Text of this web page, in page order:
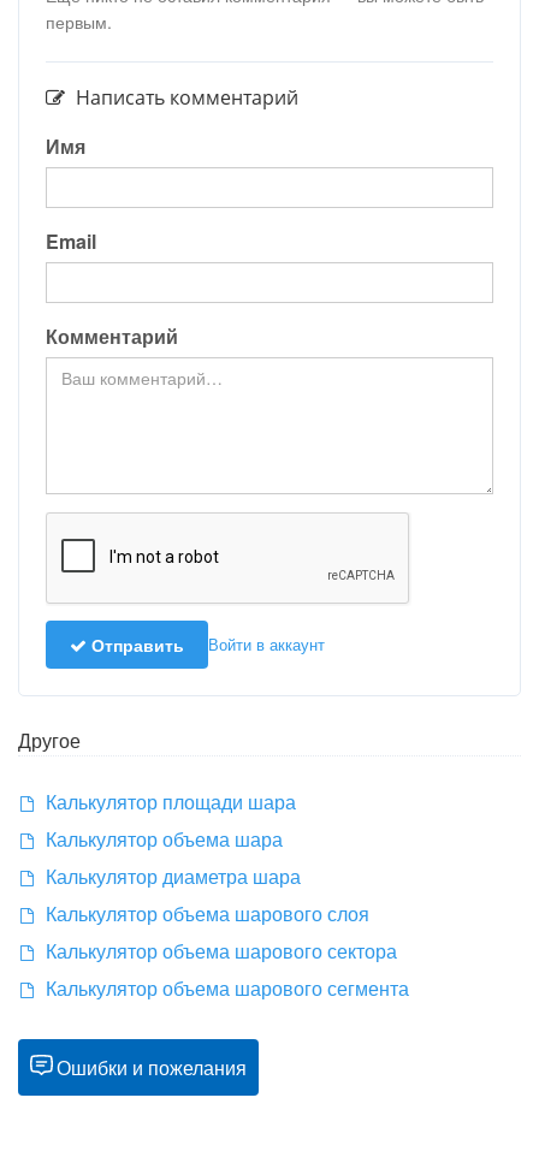
первым.
Написать комментарий
Имя
Email
Комментарий
Отправить Войти в аккаунт
Другое
Калькулятор площади шара
Калькулятор объема шара
Калькулятор диаметра шара
Калькулятор объема шарового слоя
Калькулятор объема шарового сектора
Калькулятор объема шарового сегмента
Ошибки и пожелания